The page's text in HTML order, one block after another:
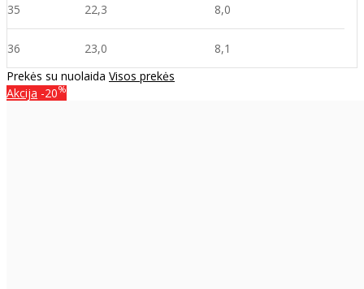
35 22,3 8,0
36 23,0 8,1
Prekės su nuolaida Visos prekės
Akcija -20%